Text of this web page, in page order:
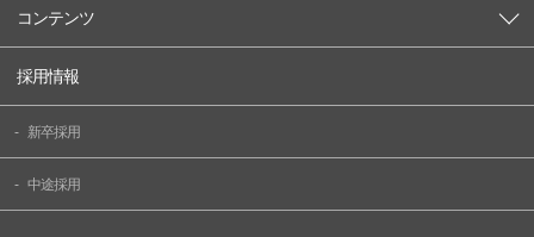
コンテンツ
採用情報
新卒採用
中途採用